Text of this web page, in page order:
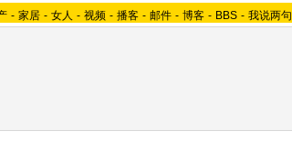
- 家居 - 女人 - 视频 - 播客 - 邮件 - 博客 - BBS - 我说两句